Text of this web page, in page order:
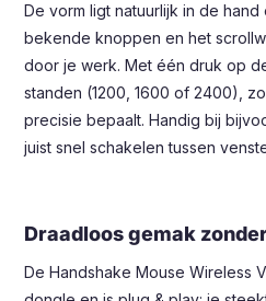
De vorm ligt natuurlijk in de
bekende knoppen en het
door je werk. Met één druk op
standen (1200, 1600 of 2400),
precisie bepaalt. Handig bij
juist snel schakelen tussen
Draadloos gemak
De Handshake Mouse Wireless